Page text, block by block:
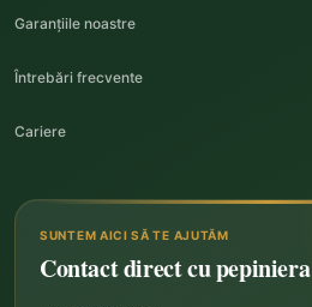
Garanțiile noastre
Întrebări frecvente
Cariere
SUNTEM AICI SĂ TE AJUTĂM
Contact direct cu pepiniera